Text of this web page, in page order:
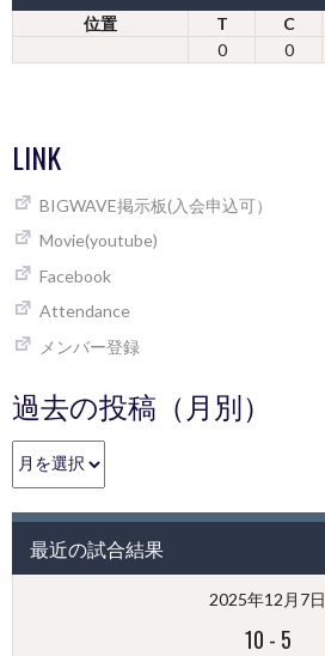
位置 T C
0
0
LINK
BIGWAVE掲示板(入会申込可）
Movie(youtube)
Facebook
Attendance
メンバー登録
過去の投稿（月別）
過
去
投
（月
最近の試合結果
2025年12月7日
10 - 5